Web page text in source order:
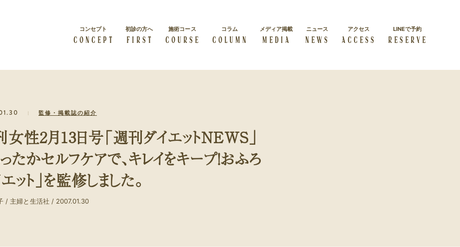
コンセプト
CONCEPT
初診の方へ
FIRST
施術コース
COURSE
経絡リンパマッサージを受け
たい方
症状・体質を改善したい方
ビューティー
カラダの内側から美しくなり
たい方
コラム
COLUMN
メディア掲載
MEDIA
ニュース
NEWS
アクセス
ACCESS
LINEで予約
RESERVE
監修・掲載誌の紹介
女性2月13日号「週刊ダイエットNEWS」
たかセルフケアで、キレイをキープ！おふろ
ット」を監修しました。
/ 主婦と生活社 / 2007.01.30